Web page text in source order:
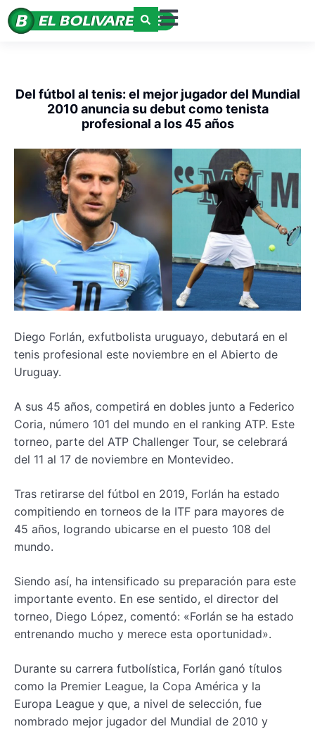
Del fútbol al tenis: el mejor jugador del Mundial
2010 anuncia su debut como tenista
profesional a los 45 años
Diego Forlán, exfutbolista uruguayo, debutará en el
tenis profesional este noviembre en el Abierto de
Uruguay.
A sus 45 años, competirá en dobles junto a Federico
Coria, número 101 del mundo en el ranking ATP. Este
torneo, parte del ATP Challenger Tour, se celebrará
del 11 al 17 de noviembre en Montevideo.
Tras retirarse del fútbol en 2019, Forlán ha estado
compitiendo en torneos de la ITF para mayores de
45 años, logrando ubicarse en el puesto 108 del
mundo.
Siendo así, ha intensificado su preparación para este
importante evento. En ese sentido, el director del
torneo, Diego López, comentó: «Forlán se ha estado
entrenando mucho y merece esta oportunidad».
Durante su carrera futbolística, Forlán ganó títulos
como la Premier League, la Copa América y la
Europa League y que, a nivel de selección, fue
nombrado mejor jugador del Mundial de 2010 y